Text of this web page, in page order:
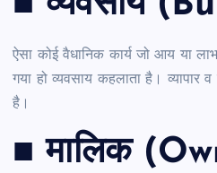
ऐसा कोई वैधानिक कार्य जो आय या
गया हो व्यवसाय कहलाता है।
है।
■ मालिक